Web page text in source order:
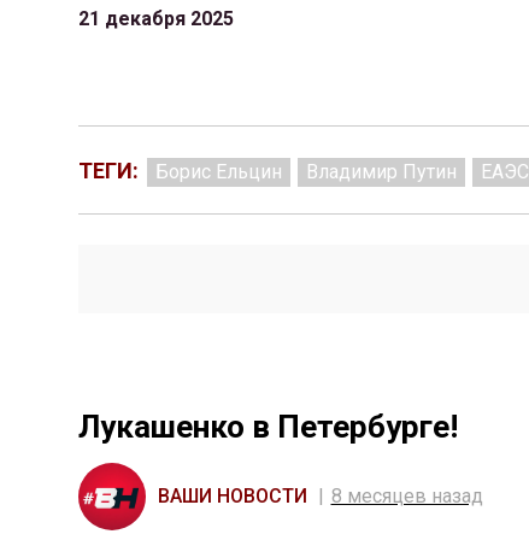
21 декабря 2025
ТЕГИ: Борис Ельцин Владимир Путин ЕАЭС
Лукашенко в Петербурге!
ВАШИ НОВОСТИ 8 месяцев назад